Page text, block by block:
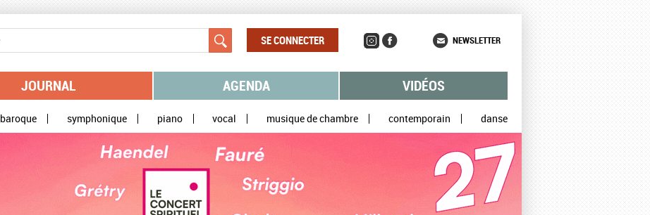
SE CONNECTER NEWSLETTER
JOURNAL AGENDA VIDÉOS
baroque symphonique piano vocal musique de chambre contemporain danse